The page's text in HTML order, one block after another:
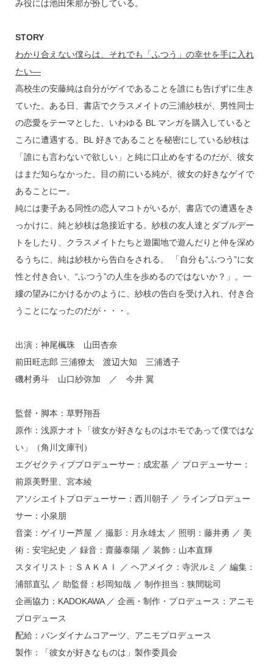
み役には池田朱那が扮している。
STORY
わかり合えない僕らは、それでも「ふつう」の幸せを手に入れ
たい―
高校生の安藤純は自分がゲイであることを誰にも告げずに生き
ていた。ある日、書店でクラスメイトの三浦紗枝が、男性同士
の恋愛をテーマとした、いわゆる BL マンガを購入していると
ころに遭遇する。BL 好きであることを秘密にしている紗枝は
「誰にも言わないで欲しい」と純に口止めをするのだが、彼女
はまだ知らなかった。目の前にいる純が、彼女の好きなゲイで
あることにー。
純には妻子ある同性の恋人マコトがいるが、書店での遭遇をき
っかけに、純と紗枝は急接近する。紗枝の友人達とダブルデー
トをしたり、クラスメイトたちと遊園地で遊んだりと仲を深め
るうちに、純は紗枝から告白をされる。 「自分も“ふつう”に女
性と付き合い、“ふつう”の人生を歩めるのではないか？」。⼀
縷の望みにかけるかのように、紗枝の告白を受け入れ、付き合
うことになったのだが・・・。
出演：神尾楓珠 山田杏奈
前田旺志郎 三浦獠太 渡辺大知 三浦透子
磯村勇斗 山口紗弥加 ／ 今井 翼
監督・脚本：草野翔吾
原作：浅原ナオト「彼女が好きなものはホモであって僕ではな
い」（角川文庫刊）
エグゼクティブプロデューサー：成宏基 ／ プロデューサー：
前原美野里、宮本綾
アソシエイトプロデューサー：西川朝子 ／ ラインプロデュー
サー：小泉朋
音楽：ゲイリー芦屋 ／ 撮影：月永雄太 ／ 照明：藤井勇 ／ 美
術：安宅紀史 ／ 録音：齋藤泰陽 ／ 装飾：山本直輝
スタイリスト：ＳＡＫＡＩ ／ ヘアメイク：寺沢ルミ ／ 編集：
浦部直弘 ／ 助監督：杉岡知哉 ／ 制作担当：狭間聡司
企画協力：KADOKAWA ／ 企画・制作・プロデュース：アニモ
プロデュース
配給：バンダイナムコアーツ、アニモプロデュース
製作：「彼女が好きなものは」製作委員会